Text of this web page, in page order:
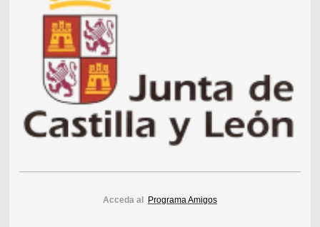
Acceda al Programa Amigos